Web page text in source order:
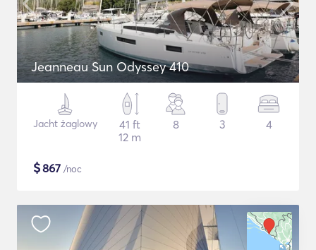
Jeanneau Sun Odyssey 410
Jacht żaglowy
41 ft
12 m
8 3 4
$867 /noc